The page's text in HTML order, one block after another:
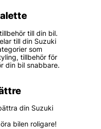
till din bil.
till din Suzuki
som
tillbehör för
din bil snabbare.
din Suzuki
bilen roligare!